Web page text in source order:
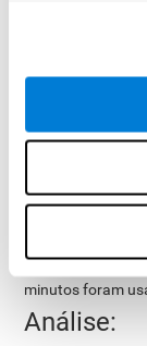
envelhecimento
foram
Variáveis
A bateria de
Através de 15
diferentes
dividida,
minutos foram
Análise: